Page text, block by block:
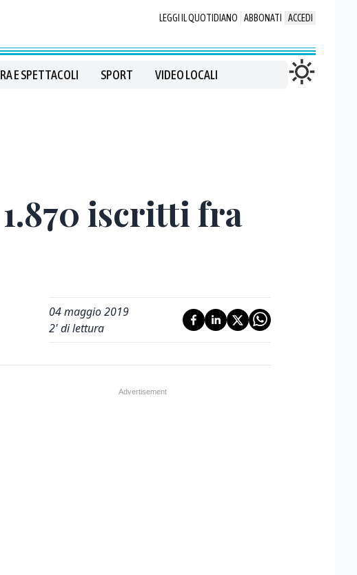
LEGGI IL QUOTIDIANO ABBONATI ACCEDI
E SPETTACOLI SPORT VIDEO LOCALI
iscritti fra
04 maggio 2019
2' di lettura